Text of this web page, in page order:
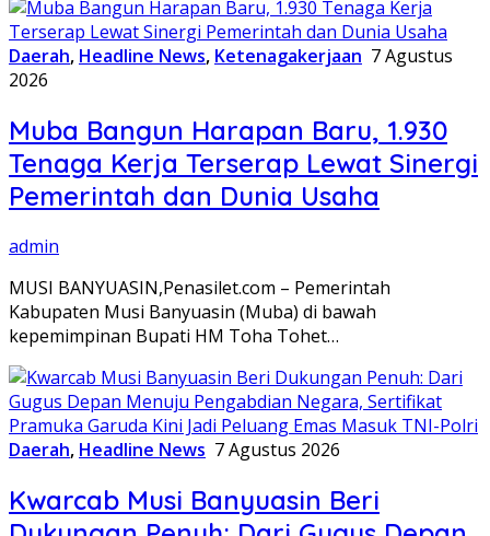
Daerah, Headline News, Ketenagakerjaan 7 Agustus
2026
Muba Bangun Harapan Baru, 1.930
Tenaga Kerja Terserap Lewat Sinergi
Pemerintah dan Dunia Usaha
admin
MUSI BANYUASIN,Penasilet.com – Pemerintah
Kabupaten Musi Banyuasin (Muba) di bawah
kepemimpinan Bupati HM Toha Tohet…
Daerah, Headline News 7 Agustus 2026
Kwarcab Musi Banyuasin Beri